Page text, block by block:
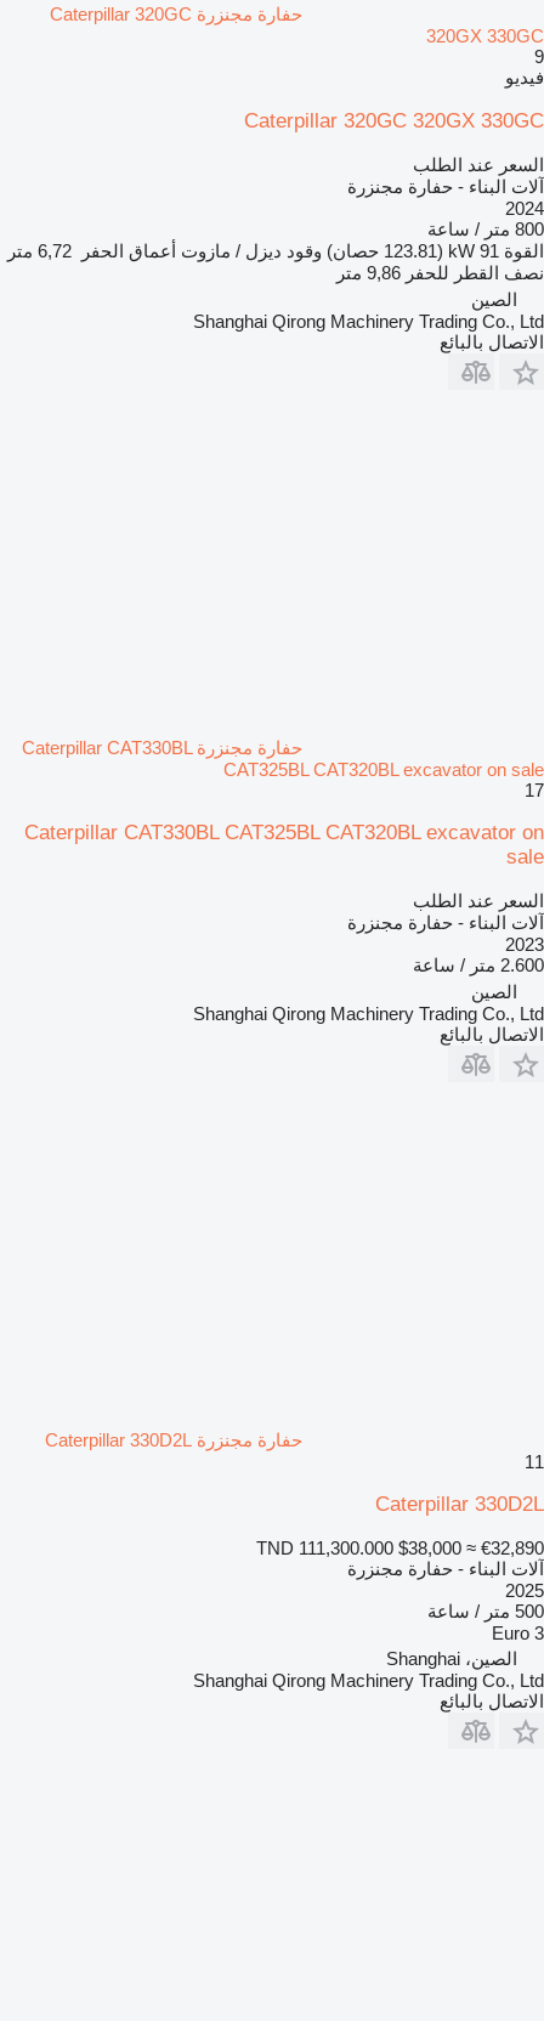
حفارة مجنزرة Caterpillar 320GC
320GX 330GC
9
فيديو
Caterpillar 320GC 320GX 330GC
السعر عند الطلب
آلات البناء - حفارة مجنزرة
2024
800 متر / ساعة
القوة 91 kW (123.81 حصان) وقود ديزل / مازوت أعماق الحفر
6,72 متر
نصف القطر للحفر 9,86 متر
الصين
Shanghai Qirong Machinery Trading Co., Ltd
الاتصال بالبائع
حفارة مجنزرة Caterpillar CAT330BL
CAT325BL CAT320BL excavator on sale
17
Caterpillar CAT330BL CAT325BL CAT320BL excavator on
sale
السعر عند الطلب
آلات البناء - حفارة مجنزرة
2023
2.600 متر / ساعة
الصين
Shanghai Qirong Machinery Trading Co., Ltd
الاتصال بالبائع
حفارة مجنزرة Caterpillar 330D2L
11
Caterpillar 330D2L
TND 111,300.000 $38,000 ≈ €32,890
آلات البناء - حفارة مجنزرة
2025
500 متر / ساعة
Euro 3
الصين، Shanghai
Shanghai Qirong Machinery Trading Co., Ltd
الاتصال بالبائع